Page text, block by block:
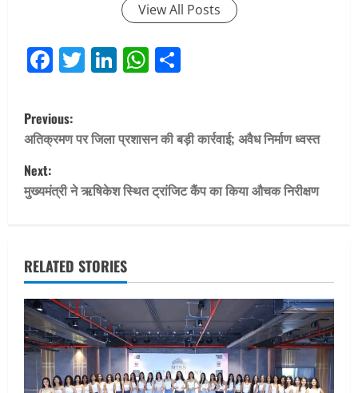
View All Posts
Facebook
Twitter
LinkedIn
WhatsApp
P
o
s
a
v
i
g
Previous:
अतिक्रमण पर जिला प्रशासन की बड़ी कार्रवाई; अवैध निर्माण ध्वस्त
Next:
मुख्यमंत्री ने ऋषिकेश स्थित ट्रांजिट कैंप का किया औचक निरीक्षण
RELATED STORIES